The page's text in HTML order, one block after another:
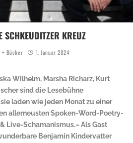
SCHKEUDITZER KREUZ
Bücher 1. Januar 2024
Wilhelm, Marsha Richarz, Kurt
sind die Lesebühne
laden wie jeden Monat zu einer
allerneusten Spoken-Word-Poetry-
Live-Schamanismus.– Als Gast
Benjamin Kindervatter